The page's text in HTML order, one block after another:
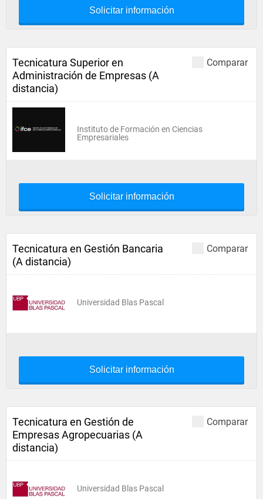
Solicitar información
Comparar
Tecnicatura Superior en
Administración de Empresas (A
distancia)
Instituto de Formación en Ciencias
Empresariales
Solicitar información
Comparar
Tecnicatura en Gestión Bancaria
(A distancia)
Universidad Blas Pascal
Solicitar información
Comparar
Tecnicatura en Gestión de
Empresas Agropecuarias (A
distancia)
Universidad Blas Pascal